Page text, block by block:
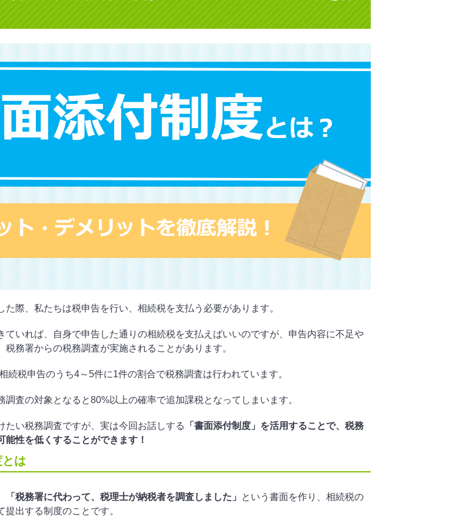
た際、私たちは税申告を行い、相続税を支払う必要があります。
ていれば、自身で申告した通りの相続税を支払えばいいのですが、申告内容に不足や
税務署からの税務調査が実施されることがあります。
続税申告のうち4～5件に1件の割合で税務調査は行われています。
調査の対象となると80%以上の確率で追加課税となってしまいます。
たい税務調査ですが、実は今回お話しする
「書面添付制度」を活用することで、税務
能性を低くすることができます！
は
「税務署に代わって、税理士が納税者を調査しました」
という書面を作り、相続税の
提出する制度のことです。